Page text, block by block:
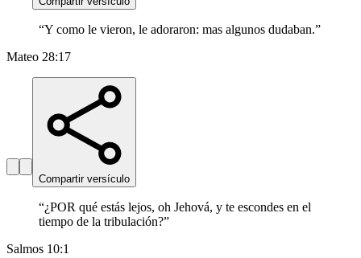
“Y como le vieron, le adoraron: mas algunos dudaban.”
Mateo 28:17
Compartir versículo
“¿POR qué estás lejos, oh Jehová, y te escondes en el
tiempo de la tribulación?”
Salmos 10:1